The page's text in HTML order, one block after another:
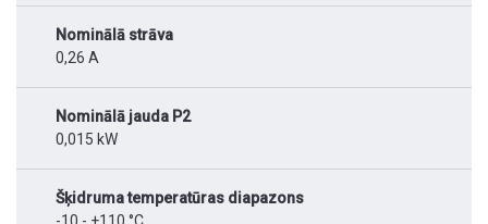
Nominālā strāva
0,26 A
Nominālā jauda P2
0,015 kW
Šķidruma temperatūras diapazons